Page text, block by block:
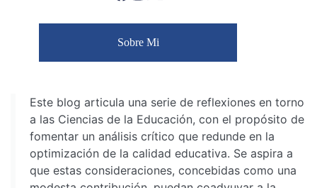
Sobre Mi
Este blog articula una serie de reflexiones en torno
a las Ciencias de la Educación, con el propósito de
fomentar un análisis crítico que redunde en la
optimización de la calidad educativa. Se aspira a
que estas consideraciones, concebidas como una